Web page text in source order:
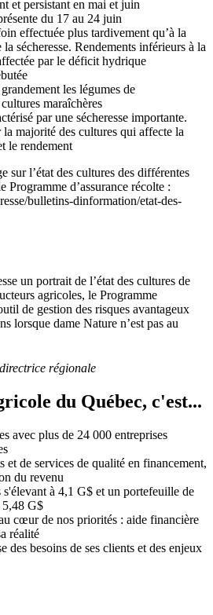
et persistant en mai et juin
du 17 au 24 juin
effectuée plus tardivement qu’à la
sécheresse. Rendements inférieurs à la
par le déficit hydrique
les légumes de
maraîchères
par une sécheresse importante.
majorité des cultures qui affecte la
le rendement
sur l’état des cultures des différentes
Programme d’assurance récolte :
bulletins-dinformation/etat-des-
un portrait de l’état des cultures de
agricoles, le Programme
de gestion des risques avantageux
lorsque dame Nature n’est pas au
régionale
du Québec, c'est...
avec plus de 24 000 entreprises
et de services de qualité en financement,
du revenu
s'élevant à 4,1 G$ et un portefeuille de
5,48 G$
cœur de nos priorités : aide financière
réalité
des besoins de ses clients et des enjeux